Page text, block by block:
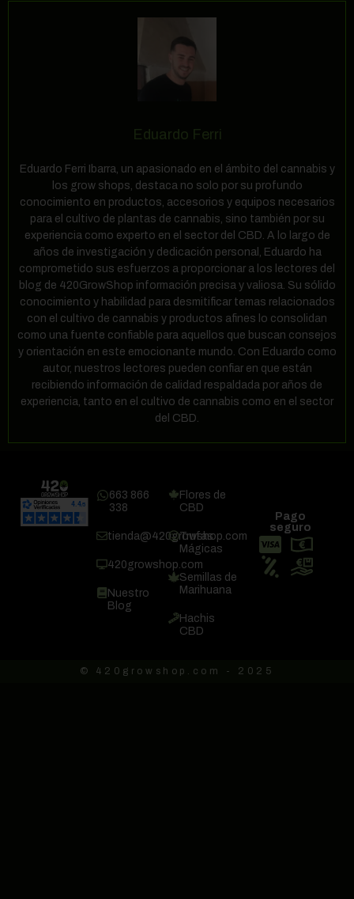
Eduardo Ferri
Eduardo Ferri Ibarra, un apasionado en el ámbito del cannabis y
los grow shops, destaca no solo por su profundo
conocimiento en productos, accesorios y equipos necesarios
para el cultivo de plantas de cannabis, sino también por su
experiencia como experto en el sector del CBD. A lo largo de
años de investigación y dedicación personal, Eduardo ha
comprometido sus esfuerzos a proporcionar a los lectores del
blog de 420GrowShop información precisa y valiosa. Su sólido
conocimiento y habilidad para desmitificar temas relacionados
con el cultivo de cannabis y productos afines lo consolidan
como una fuente confiable para aquellos que buscan consejos
y orientación en este emocionante mundo. Con Eduardo como
autor, nuestros lectores pueden confiar en que están
recibiendo información de calidad respaldada por años de
experiencia, tanto en el cultivo de cannabis como en el sector
del CBD.
663 866
338
tienda@420growshop.com
420growshop.com
Nuestro
Blog
Flores de
CBD
Trufas
Mágicas
Semillas de
Marihuana
Hachis
CBD
Pago
seguro
© 420growshop.com - 2025